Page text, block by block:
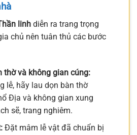
linh diễn ra trang trọng
chủ nên tuân thủ các bước
thờ và không gian cúng:
lễ, hãy lau dọn bàn thờ
Địa và không gian xung
sẽ, trang nghiêm.
Đặt mâm lễ vật đã chuẩn bị